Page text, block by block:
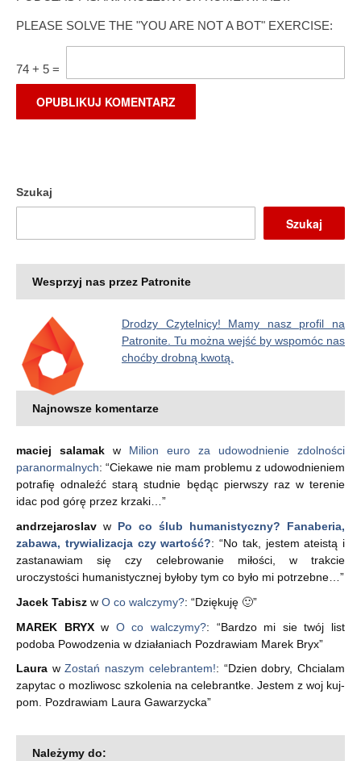
PLEASE SOLVE THE "YOU ARE NOT A BOT" EXERCISE:
74 + 5 =
Szukaj
Szukaj
Wesprzyj nas przez Patronite
Drodzy Czytelnicy! Mamy nasz profil na
Patronite. Tu można wejść by wspomóc nas
choćby drobną kwotą.
Najnowsze komentarze
maciej salamak w Milion euro za udowodnienie zdolności
paranormalnych: “Ciekawe nie mam problemu z udowodnieniem
potrafię odnaleźć starą studnie będąc pierwszy raz w terenie
idac pod górę przez krzaki… ”
andrzejaroslav w Po co ślub humanistyczny? Fanaberia,
zabawa, trywializacja czy wartość?: “No tak, jestem ateistą i
zastanawiam się czy celebrowanie miłości, w trakcie
uroczystości humanistycznej byłoby tym co było mi potrzebne… ”
Jacek Tabisz w O co walczymy?: “Dziękuję 🙂”
MAREK BRYXw O co walczymy?: “Bardzo mi sie twój list
podoba Powodzenia w działaniach Pozdrawiam Marek Bryx”
Laura wZostań naszym celebrantem!: “Dzien dobry, Chcialam
zapytac o mozliwosc szkolenia na celebrantke. Jestem z woj kuj-
pom. Pozdrawiam Laura Gawarzycka”
Należymy do: